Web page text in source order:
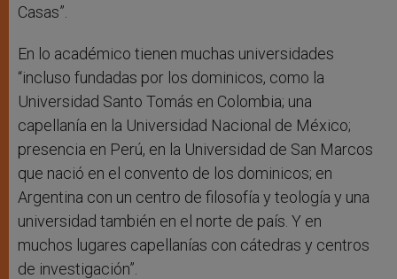
Casas”.
En lo académico tienen muchas universidades
“incluso fundadas por los dominicos, como la
Universidad Santo Tomás en Colombia; una
capellanía en la Universidad Nacional de México;
presencia en Perú, en la Universidad de San Marcos
que nació en el convento de los dominicos; en
Argentina con un centro de filosofía y teología y una
universidad también en el norte de país. Y en
muchos lugares capellanías con cátedras y centros
de investigación”.